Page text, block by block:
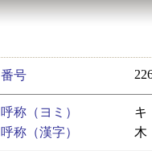
番号
呼称（ヨミ）
キ
呼称（漢字） 木